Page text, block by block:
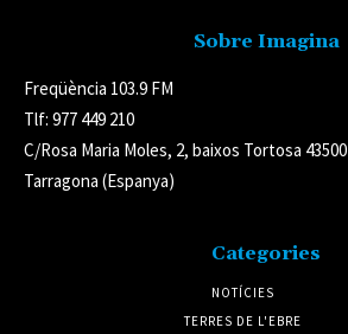
Sobre Imagina
Freqüència 103.9 FM
Tlf: 977 449 210
C/Rosa Maria Moles, 2, baixos Tortosa 43500
Tarragona (Espanya)
Categories
NOTÍCIES
TERRES DE L'EBRE